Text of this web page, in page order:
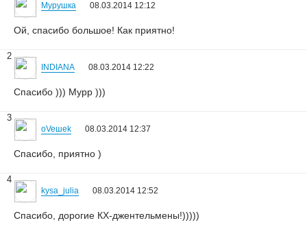
Мурушка 08.03.2014 12:12
Ой, спасибо большое! Как приятно!
2
INDIANA 08.03.2014 12:22
Спасибо ))) Мурр )))
3
oVeшеk 08.03.2014 12:37
Спасибо, приятно )
4
kysa_julia 08.03.2014 12:52
Спасибо, дорогие КХ-джентельмены!)))))